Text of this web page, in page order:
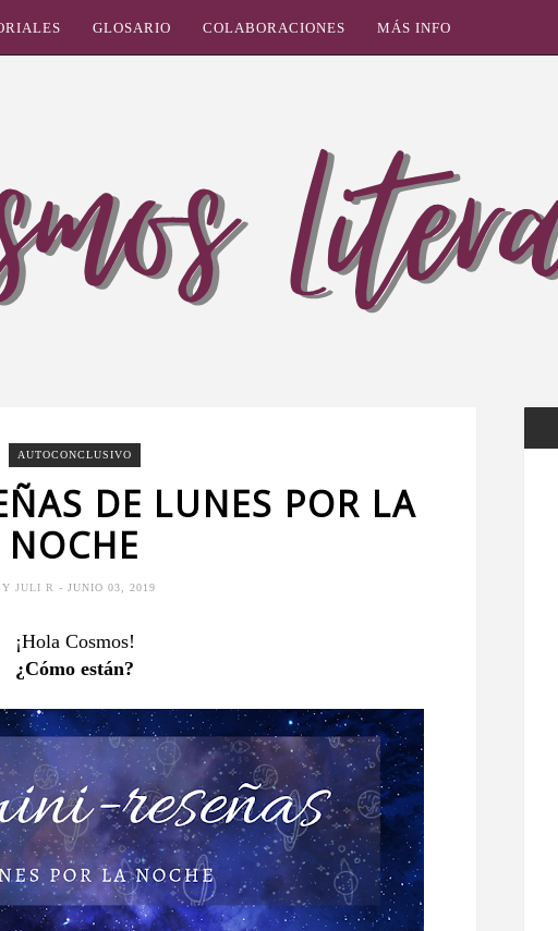
GLOSARIO COLABORACIONES MÁS INFO
AUTOCONCLUSIVO
DE LUNES POR LA
NOCHE
JULI R - JUNIO 03, 2019
¡Hola Cosmos!
¿Cómo están?